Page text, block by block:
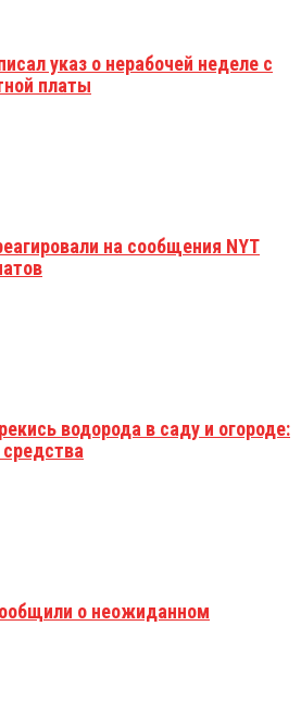
указ о нерабочей неделе с
платы
на сообщения NYT
водорода в саду и огороде:
о неожиданном